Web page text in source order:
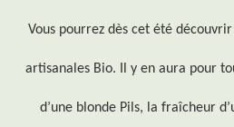
Vous pourrez dès cet été
artisanales Bio. Il y en aura pour
d’une blonde Pils, la fraîcheur